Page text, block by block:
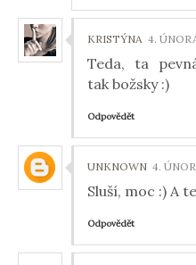
KRISTÝNA 4.
Teda, ta
tak božsky :)
Odpovědět
UNKNOWN 4.
Sluší, moc :) A
Odpovědět